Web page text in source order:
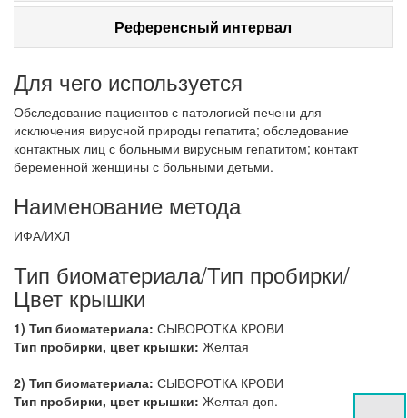
Референсный интервал
Для чего используется
Обследование пациентов с патологией печени для
исключения вирусной природы гепатита; обследование
контактных лиц с больными вирусным гепатитом; контакт
беременной женщины с больными детьми.
Наименование метода
ИФА/ИХЛ
Тип биоматериала/Тип пробирки/
Цвет крышки
1) Тип биоматериала: СЫВОРОТКА КРОВИ
Тип пробирки, цвет крышки: Желтая
2) Тип биоматериала: СЫВОРОТКА КРОВИ
Тип пробирки, цвет крышки: Желтая доп.